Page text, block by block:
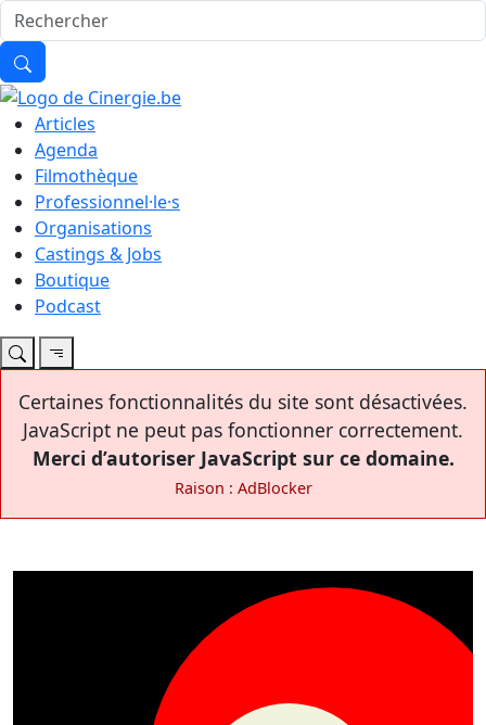
Articles
Agenda
Filmothèque
Professionnel·le·s
Organisations
Castings & Jobs
Boutique
Podcast
Certaines fonctionnalités du site sont désactivées.
JavaScript ne peut pas fonctionner correctement.
Merci d’autoriser JavaScript sur ce domaine.
Raison : AdBlocker